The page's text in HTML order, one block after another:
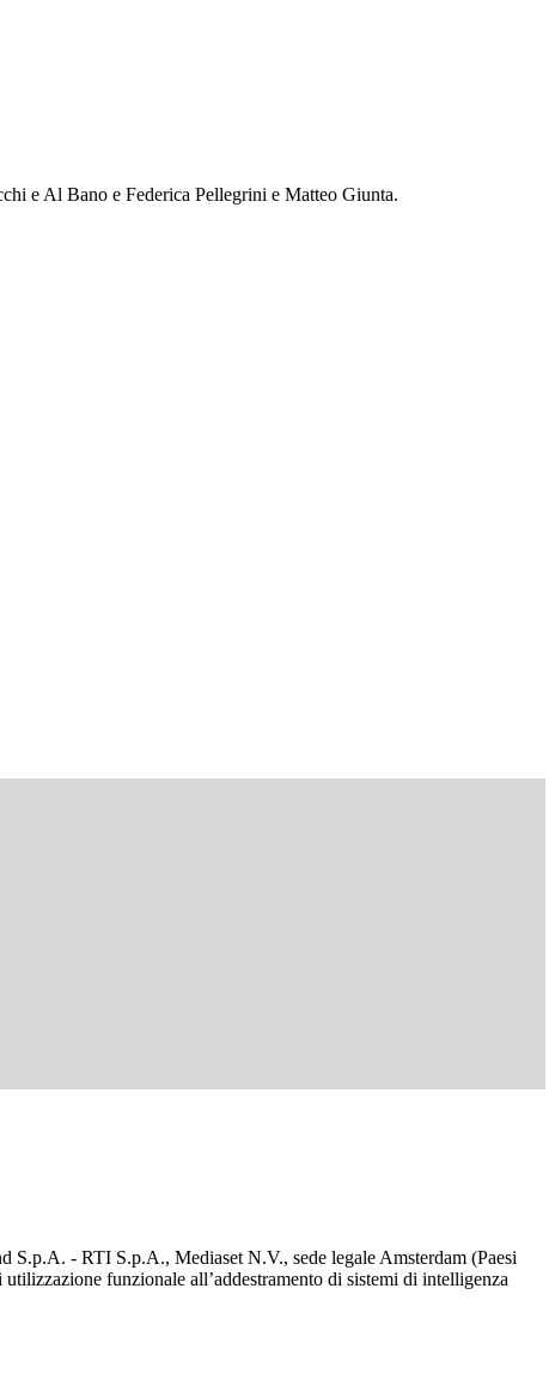
e Al Bano e Federica Pellegrini e Matteo Giunta.
- RTI S.p.A., Mediaset N.V., sede legale Amsterdam (Paesi
funzionale all’addestramento di sistemi di intelligenza